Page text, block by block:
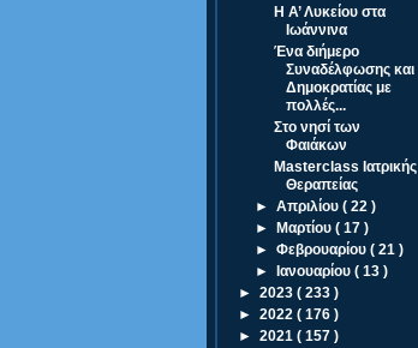
Η Α’ Λυκείου στα
Ιωάννινα
Ένα διήμερο
Συναδέλφωσης και
Δημοκρατίας με
πολλές...
Στο νησί των
Φαιάκων
Masterclass Ιατρικής
Θεραπείας
►Απριλίου( 22 )
►
Μαρτίου( 17 )
►Φεβρουαρίου( 21 )
►
Ιανουαρίου( 13 )
► 2023 ( 233 )
► 2022 ( 176 )
► 2021 ( 157 )